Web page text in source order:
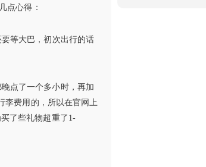
点心得：
等大巴，初次出行的话
点了一个多小时，再加
李费用的，所以在官网上
了些礼物超重了1-